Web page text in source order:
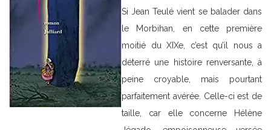
Si Jean Teulé vient se balader dans
le Morbihan, en cette première
moitié du XIXe, c’est qu’il nous a
déterré une histoire renversante, à
peine croyable, mais pourtant
parfaitement avérée. Celle-ci est de
taille, car elle concerne Hélène